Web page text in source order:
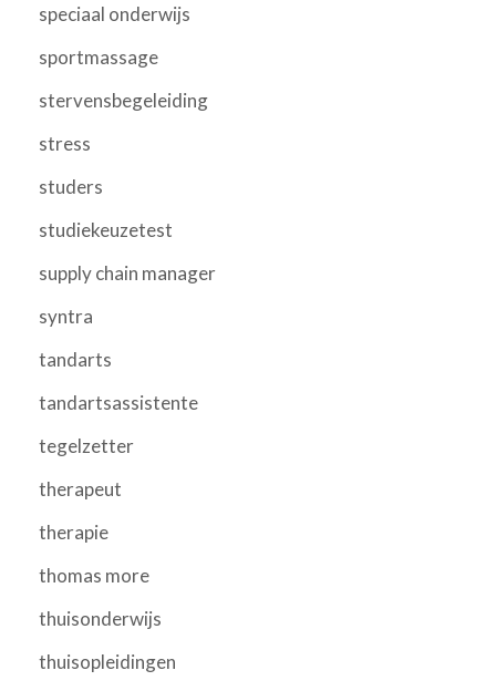
speciaal onderwijs
sportmassage
stervensbegeleiding
stress
studers
studiekeuzetest
supply chain manager
syntra
tandarts
tandartsassistente
tegelzetter
therapeut
therapie
thomas more
thuisonderwijs
thuisopleidingen